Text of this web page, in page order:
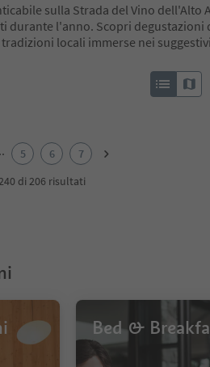
sulla Strada del Vino dell'Alto
durante l'anno. Scopri degustazioni
locali immerse nei
5 6
7
di 206 risultati
Bed &